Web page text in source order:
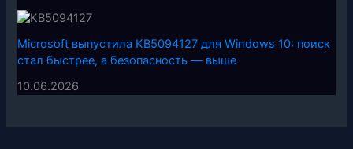
Microsoft выпустила KB5094127 для Windows 10: поиск
стал быстрее, а безопасность — выше
10.06.2026